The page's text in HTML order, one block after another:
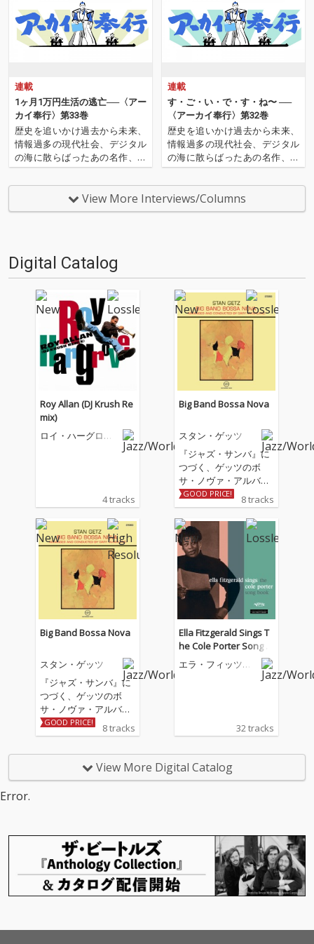
連載
1ヶ月1万円生活の逃亡──〈アー
カイ奉行〉第33巻
歴史を追いかけ過去から未来、
情報過多の現代社会、デジタル
の海に散らばったあの名作、こ
の名作たちをひとつにまとめる
仕事人…!〈アーカイ奉行〉が今
日もデジタルの乱世を治め
る…!'''〈アーカイ奉行〉と
連載
す・ご・い・で・す・ね〜 ──
〈アーカイ奉行〉第32巻
歴史を追いかけ過去から未来、
情報過多の現代社会、デジタル
の海に散らばったあの名作、こ
の名作たちをひとつにまとめる
仕事人…!〈アーカイ奉行〉が今
日もデジタルの乱世を治め
る…!'''〈アーカイ奉行〉と
View More Interviews/Columns
Digital Catalog
Roy Allan (DJ Krush Re
mix)
ロイ・ハーグロー
4 tracks
Big Band Bossa Nova
スタン・ゲッツ
『ジャズ・サンバ』に
つづく、ゲッツのボ
サ・ノヴァ・アルバム
第2弾。1963年作品。
スタン・ゲッツが初め
てブラジルのアーティ
ストたちと本格的に共
演した名作。ギターの
ルイス・ボンファ、歌
手のマリア・トレード
らを迎え、軽快で優雅
なボサ・ノヴァ・ギタ
ー・セッションを優美
に展開。ジョビンとも
初共演。
GOOD PRICE! 8 tracks
Big Band Bossa Nova
スタン・ゲッツ
『ジャズ・サンバ』に
つづく、ゲッツのボ
サ・ノヴァ・アルバム
第2弾。1963年作品。
スタン・ゲッツが初め
ストたちと本格的に共
演した名作。ギターの
ー・セッションを優美
に展開。ジョビンとも
初共演。
GOOD PRICE! 8 tracks
Ella Fitzgerald Sings T
he Cole Porter Song B
ook
エラ・フィッツジ
32 tracks
View More Digital Catalog
Error.